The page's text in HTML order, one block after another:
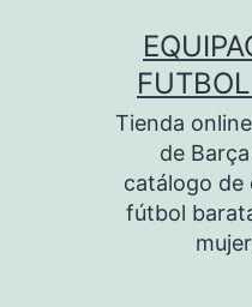
Tienda
de
catálogo de
fútbol